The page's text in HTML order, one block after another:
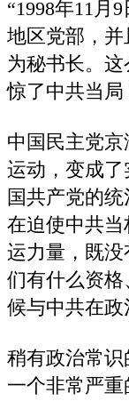
“1998年11月
地区党部，
为秘书长。
惊了中共当局
中国民主党
运动，变成
国共产党的
在迫使中共
运力量，既
们有什么资
候与中共在
稍有政治常
一个非常严重